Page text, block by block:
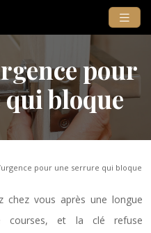
pour
bloque
pour une serrure qui bloque
chez vous après une longue
courses, et la clé refuse